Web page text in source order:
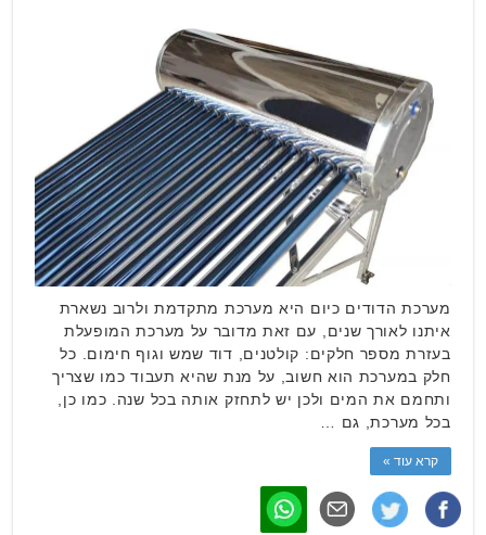
מערכת הדודים כיום היא מערכת מתקדמת ולרוב נשארת
איתנו לאורך שנים, עם זאת מדובר על מערכת המופעלת
בעזרת מספר חלקים: קולטנים, דוד שמש וגוף חימום. כל
חלק במערכת הוא חשוב, על מנת שהיא תעבוד כמו שצריך
ותחמם את המים ולכן יש לתחזק אותה בכל שנה. כמו כן,
בכל מערכת, גם …
קרא עוד »